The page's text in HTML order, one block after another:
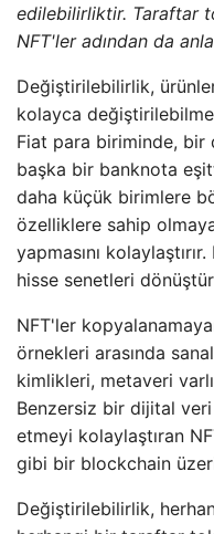
edilebilirliktir. Taraftar
NFT'ler adından da
Değiştirilebilirlik,
kolayca
Fiat para biriminde, bir
başka bir banknota
daha küçük birimlere
özelliklere sahip
yapmasını
hisse senetleri
NFT'ler
örnekleri arasında
kimlikleri, metaveri
Benzersiz bir dijital veri
etmeyi kolaylaştıran
gibi bir blockchain
Değiştirilebilirlik,